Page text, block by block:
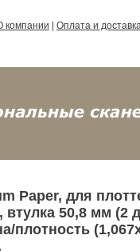
компании Оплата и
Paper, для
втулка 50,8 мм (2
плотность